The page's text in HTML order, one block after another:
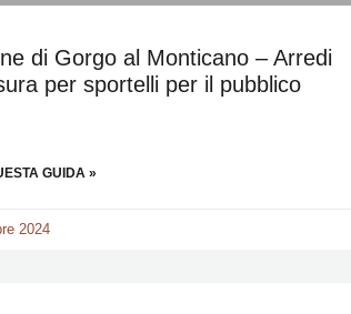
di Gorgo al Monticano – Arredi
per sportelli per il pubblico
GUIDA »
2024